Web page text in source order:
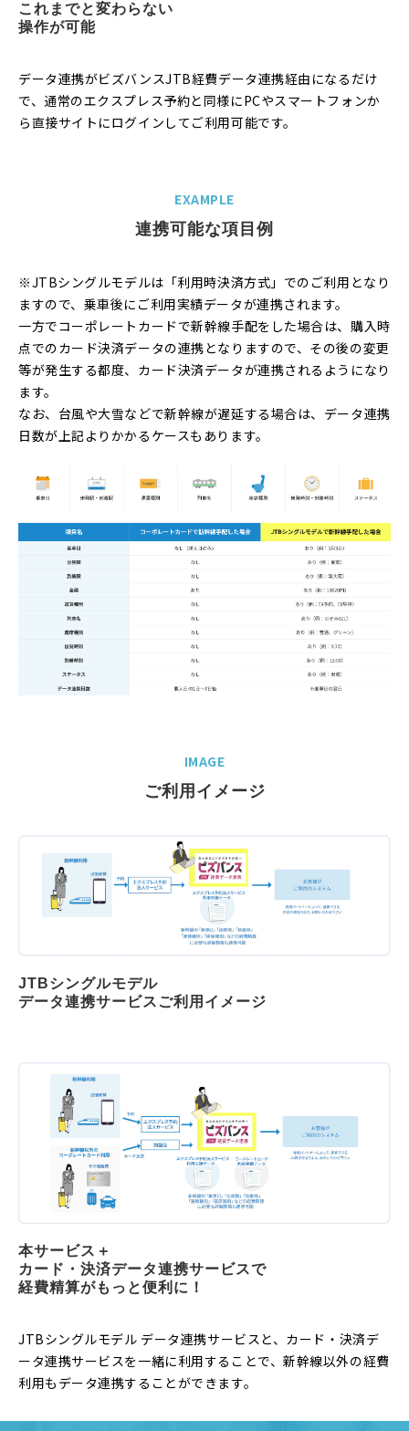
これまでと変わらない
操作が可能
データ連携がビズバンスJTB経費データ連携経由になるだけ
で、通常のエクスプレス予約と同様にPCやスマートフォンか
ら直接サイトにログインしてご利用可能です。
EXAMPLE
連携可能な項目例
※JTBシングルモデルは「利用時決済方式」でのご利用となり
ますので、乗車後にご利用実績データが連携されます。
一方でコーポレートカードで新幹線手配をした場合は、購入時
点でのカード決済データの連携となりますので、その後の変更
等が発生する都度、カード決済データが連携されるようになり
ます。
なお、台風や大雪などで新幹線が遅延する場合は、データ連携
日数が上記よりかかるケースもあります。
IMAGE
ご利用イメージ
JTBシングルモデル
データ連携サービスご利用イメージ
本サービス＋
カード・決済データ連携サービスで
経費精算がもっと便利に！
JTBシングルモデル データ連携サービスと、カード・決済デ
ータ連携サービスを一緒に利用することで、新幹線以外の経費
利用もデータ連携することができます。